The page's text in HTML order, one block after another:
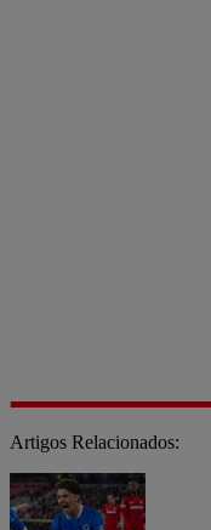
Artigos Relacionados: